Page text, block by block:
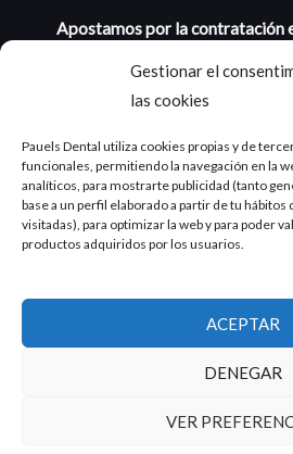
Gestionar el
las cookies
Pauels Dental utiliza cookies propias y de
funcionales, permitiendo la navegación en la
analíticos, para mostrarte publicidad (tanto
base a un perfil elaborado a partir de tu hábitos
visitadas), para optimizar la web y para poder
productos adquiridos por los usuarios.
ACEPTAR
DENEGAR
VER
Apostamos por la contratación
Copyright © 2026